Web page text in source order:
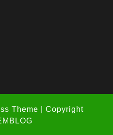
Theme
| Copyright